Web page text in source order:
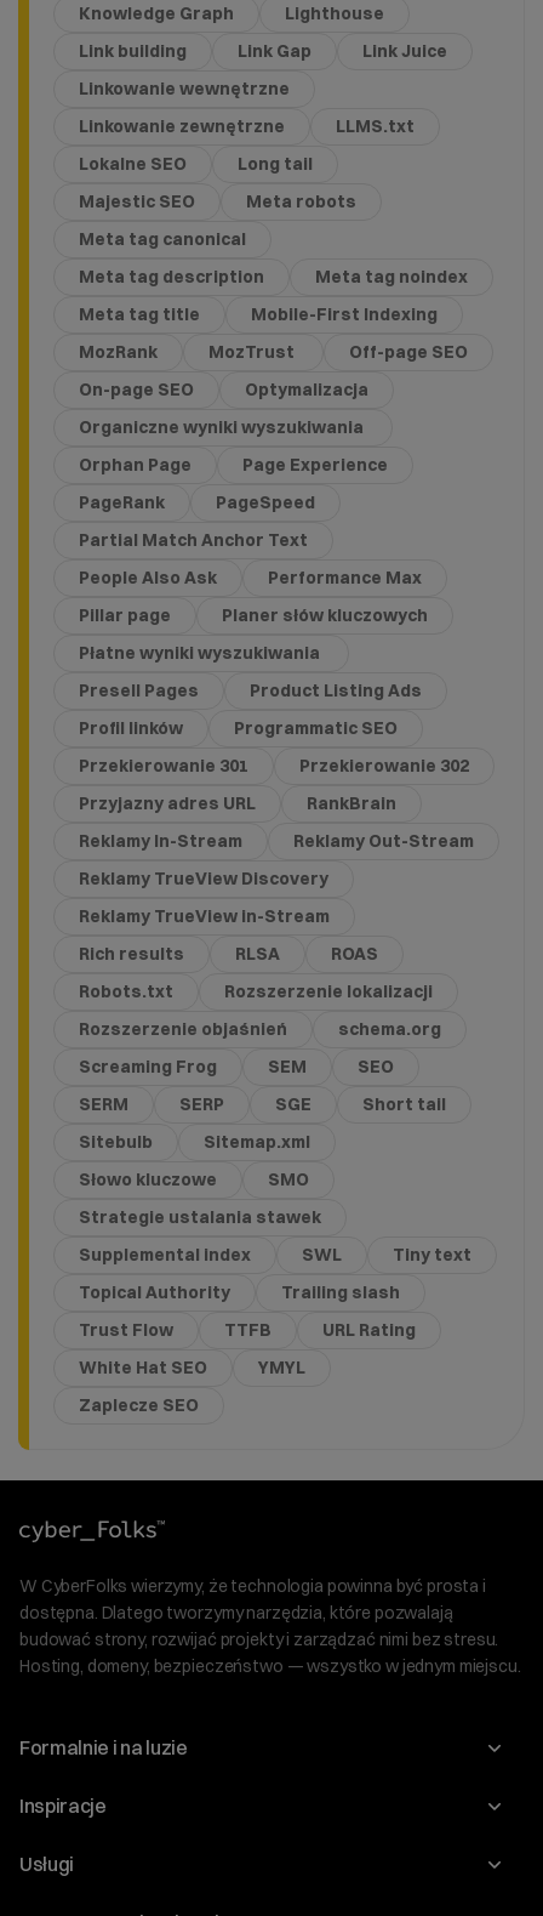
Knowledge Graph
Lighthouse
Link building
Link Gap
Link Juice
Linkowanie wewnętrzne
Linkowanie zewnętrzne
LLMS.txt
Lokalne SEO
Long tail
Majestic SEO
Meta robots
Meta tag canonical
Meta tag description
Meta tag noindex
Meta tag title
Mobile-First Indexing
MozRank
MozTrust
Off-page SEO
On-page SEO
Optymalizacja
Organiczne wyniki wyszukiwania
Orphan Page
Page Experience
PageRank
PageSpeed
Partial Match Anchor Text
People Also Ask
Performance Max
Pillar page
Planer słów kluczowych
Płatne wyniki wyszukiwania
Presell Pages
Product Listing Ads
Profil linków
Programmatic SEO
Przekierowanie 301
Przekierowanie 302
Przyjazny adres URL
RankBrain
Reklamy In-Stream
Reklamy Out-Stream
Reklamy TrueView Discovery
Reklamy TrueView in-Stream
Rich results
RLSA
ROAS
Robots.txt
Rozszerzenie lokalizacji
Rozszerzenie objaśnień
schema.org
Screaming Frog
SEM
SEO
SERM
SERP SGE
Short tail
Sitebulb
Sitemap.xml
Słowo kluczowe
SMO
Strategie ustalania stawek
Supplemental index
SWL
Tiny text
Topical Authority
Trailing slash
Trust Flow
TTFB
URL Rating
White Hat SEO
YMYL
Zaplecze SEO
W CyberFolks wierzymy, że technologia powinna być prosta i
dostępna. Dlatego tworzymy narzędzia, które pozwalają
budować strony, rozwijać projekty i zarządzać nimi bez stresu.
Hosting, domeny, bezpieczeństwo — wszystko w jednym miejscu.
Formalnie i na luzie
O nas
Program Korzyści dla Inwestorów
Inspiracje
Blog
Usługi